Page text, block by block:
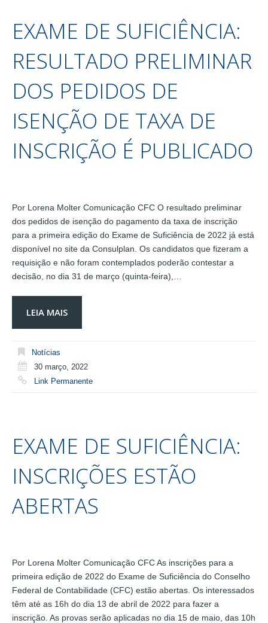
EXAME DE SUFICIÊNCIA:
RESULTADO PRELIMINAR
DOS PEDIDOS DE
ISENÇÃO DE TAXA DE
INSCRIÇÃO É PUBLICADO
Por Lorena Molter Comunicação CFC O resultado preliminar
dos pedidos de isenção do pagamento da taxa de inscrição
para a primeira edição do Exame de Suficiência de 2022 já está
disponível no site da Consulplan. Os candidatos que fizeram a
requisição e não foram contemplados poderão contestar a
decisão, no dia 31 de março (quinta-feira),…
LEIA MAIS
Notícias
30 março, 2022
Link Permanente
EXAME DE SUFICIÊNCIA:
INSCRIÇÕES ESTÃO
ABERTAS
Por Lorena Molter Comunicação CFC As inscrições para a
primeira edição de 2022 do Exame de Suficiência do Conselho
Federal de Contabilidade (CFC) estão abertas. Os interessados
têm até as 16h do dia 13 de abril de 2022 para fazer a
inscrição. As provas serão aplicadas no dia 15 de maio, das 10h